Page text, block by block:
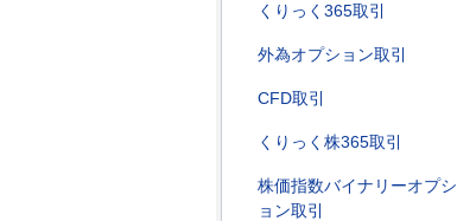
くりっく365取引
外為オプション取引
CFD取引
くりっく株365取引
株価指数バイナリーオプシ
ョン取引